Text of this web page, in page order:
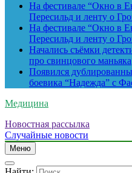
На фестивале “Окно в
Пересильд и ленту о
На фестивале “Окно в
Пересильд и ленту о
Начались съёмки
про свинцового маньяка
Появился
боевика “Надежда” с
Медицина
Новостная рассылка
Случайные новости
Меню